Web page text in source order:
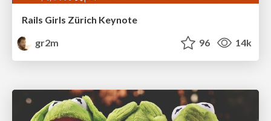
Rails Girls Zürich Keynote
gr2m
96 14k